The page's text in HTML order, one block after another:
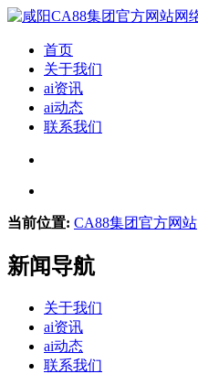
首页
关于我们
ai资讯
ai动态
联系我们
当前位置: CA88集团官方网站
新闻导航
关于我们
ai资讯
ai动态
联系我们